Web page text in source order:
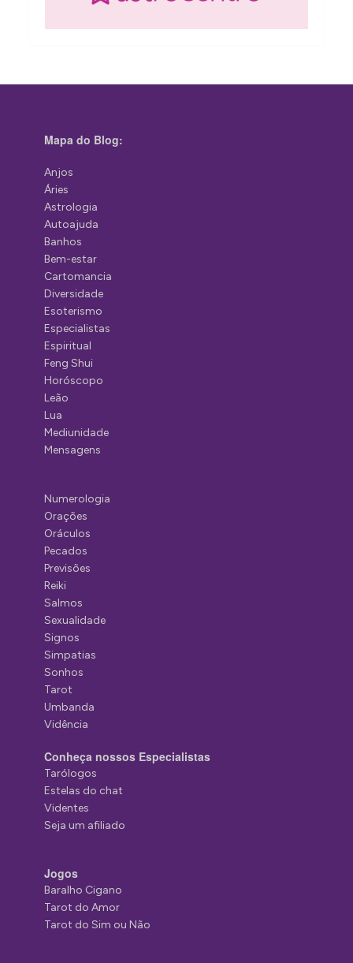
Mapa do Blog:
Anjos
Áries
Astrologia
Autoajuda
Banhos
Bem-estar
Cartomancia
Diversidade
Esoterismo
Especialistas
Espiritual
Feng Shui
Horóscopo
Leão
Lua
Mediunidade
Mensagens
Numerologia
Orações
Oráculos
Pecados
Previsões
Reiki
Salmos
Sexualidade
Signos
Simpatias
Sonhos
Tarot
Umbanda
Vidência
Conheça nossos Especialistas
Tarólogos
Estelas do chat
Videntes
Seja um afiliado
Jogos
Baralho Cigano
Tarot do Amor
Tarot do Sim ou Não